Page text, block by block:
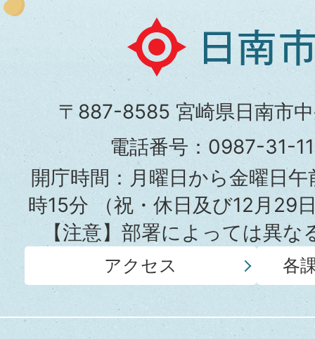
日
南
市
役
所
〒887-8585 宮崎県日南市
電話番号：0987-31-
開庁時間：月曜日から金曜日
時15分（祝・休日及び12月29
【注意】部署によっては異
アクセス 各